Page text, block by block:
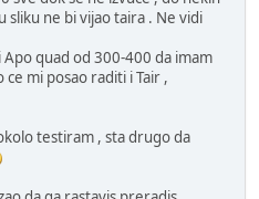
sliku ne bi vijao taira . Ne vidi
quad od 300-400 da imam
mi posao raditi i Tair ,
testiram , sta drugo da